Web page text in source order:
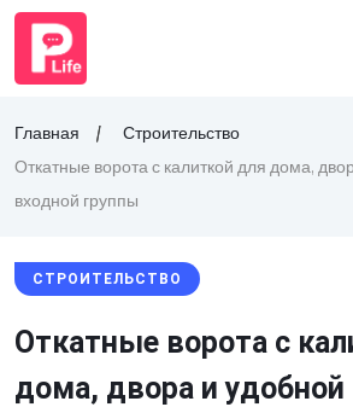
Главная
Строительство
Откатные ворота с калиткой для дома,
входной группы
СТРОИТЕЛЬСТВО
Откатные ворота с
дома, двора и удобной